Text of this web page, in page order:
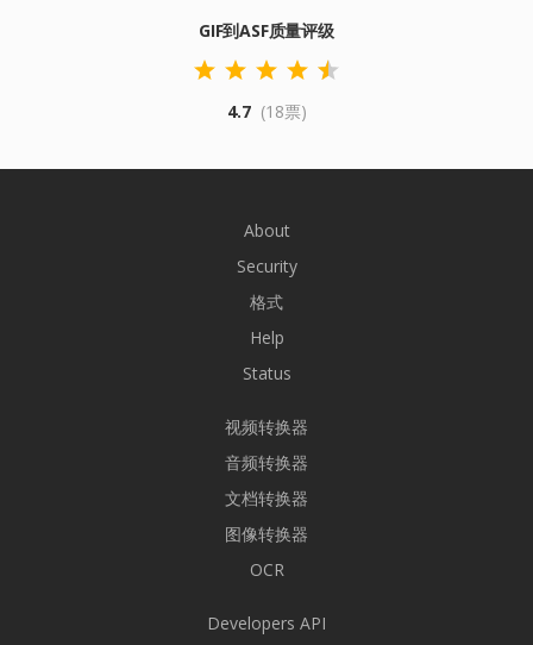
GIF到ASF质量评级
4.7 (18票)
About
Security
格式
Help
Status
视频转换器
音频转换器
文档转换器
图像转换器
OCR
Developers API